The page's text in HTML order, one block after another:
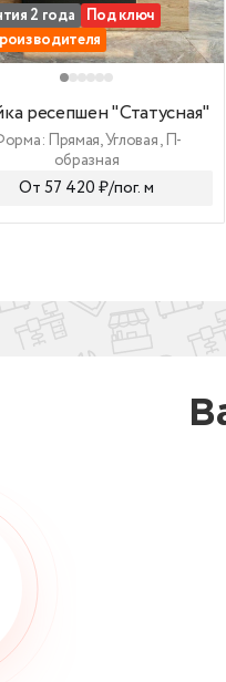
ресепшен "Статусная"
2 года Под ключ
ресепшен "Статусная"
Прямая, Угловая , П-
образная
От 57 420 ₽/пог. м